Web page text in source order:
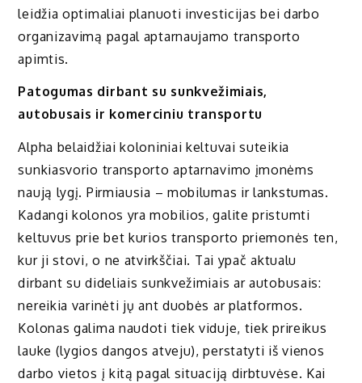
leidžia optimaliai planuoti investicijas bei darbo
organizavimą pagal aptarnaujamo transporto
apimtis.
Patogumas dirbant su sunkvežimiais,
autobusais ir komerciniu transportu
Alpha belaidžiai koloniniai keltuvai suteikia
sunkiasvorio transporto aptarnavimo įmonėms
naują lygį. Pirmiausia – mobilumas ir lankstumas.
Kadangi kolonos yra mobilios, galite pristumti
keltuvus prie bet kurios transporto priemonės ten,
kur ji stovi, o ne atvirkščiai. Tai ypač aktualu
dirbant su dideliais sunkvežimiais ar autobusais:
nereikia varinėti jų ant duobės ar platformos.
Kolonas galima naudoti tiek viduje, tiek prireikus
lauke (lygios dangos atveju), perstatyti iš vienos
darbo vietos į kitą pagal situaciją dirbtuvėse. Kai